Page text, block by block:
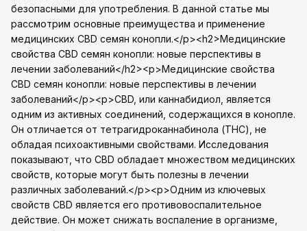
безопасными для употребления. В данной статье мы
рассмотрим основные преимущества и применение
медицинских CBD семян конопли.</p><h2>Медицинские
свойства CBD семян конопли: новые перспективы в
лечении заболеваний</h2><p>Медицинские свойства
CBD семян конопли: новые перспективы в лечении
заболеваний</p><p>CBD, или каннабидиол, является
одним из активных соединений, содержащихся в конопле.
Он отличается от тетрагидроканнабинола (THC), не
обладая психоактивными свойствами. Исследования
показывают, что CBD обладает множеством медицинских
свойств, которые могут быть полезны в лечении
различных заболеваний.</p><p>Одним из ключевых
свойств CBD является его противовоспалительное
действие. Он может снижать воспаление в организме,